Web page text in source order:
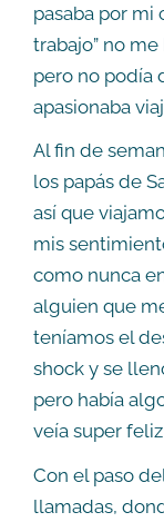
pasaba por mi
trabajo” no
pero no podía
apasionaba
Al fin de
los papás de
así que
mis
como nunca
alguien que
teníamos el
shock y se
pero había
veía super
Con el paso
llamadas,